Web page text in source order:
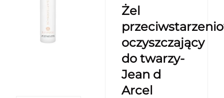
Żel
oczyszczający
do twarzy-
Jean d
Arcel